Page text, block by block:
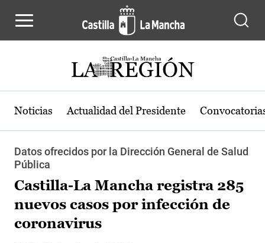
Noticias Actualidad del Presidente
Datos ofrecidos por la Dirección General de Salud
Pública
Castilla-La Mancha registra 285
nuevos casos por infección de
coronavirus